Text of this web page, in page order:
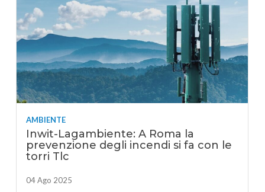
AMBIENTE
Inwit-Lagambiente: A Roma la
prevenzione degli incendi si fa con le
torri Tlc
04 Ago 2025